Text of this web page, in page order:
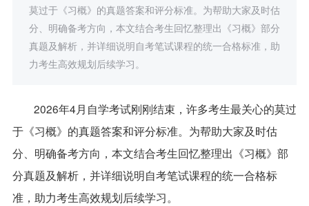
莫过于《习概》的真题答案和评分标准。为帮助大家及时估
分、明确备考方向，本文结合考生回忆整理出《习概》部分
真题及解析，并详细说明自考笔试课程的统一合格标准，助
力考生高效规划后续学习。
2026年4月自学考试刚刚结束，许多考生最关心的莫过
于《习概》的真题答案和评分标准。为帮助大家及时估
分、明确备考方向，本文结合考生回忆整理出《习概》部
分真题及解析，并详细说明自考笔试课程的统一合格标
准，助力考生高效规划后续学习。